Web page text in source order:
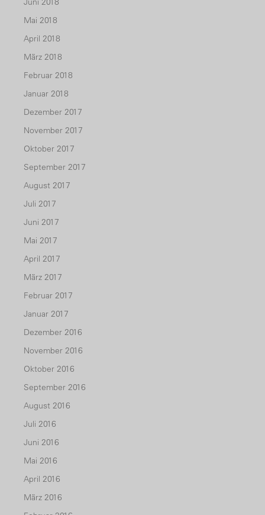
Mai 2018
April 2018
März 2018
Februar 2018
Januar 2018
Dezember 2017
November 2017
Oktober 2017
September 2017
August 2017
Juli 2017
Juni 2017
Mai 2017
April 2017
März 2017
Februar 2017
Januar 2017
Dezember 2016
November 2016
Oktober 2016
September 2016
August 2016
Juli 2016
Juni 2016
Mai 2016
April 2016
März 2016